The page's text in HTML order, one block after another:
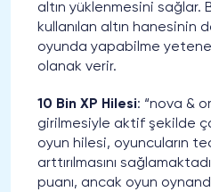
altın yüklenmesini sağlar.
kullanılan altın hanesinin
oyunda yapabilme
olanak verir.
10 Bin XP Hilesi: “nova &
girilmesiyle aktif şekilde
oyun hilesi, oyuncuların
arttırılmasını
puanı, ancak oyun